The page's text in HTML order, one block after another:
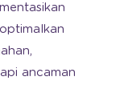
ancaman